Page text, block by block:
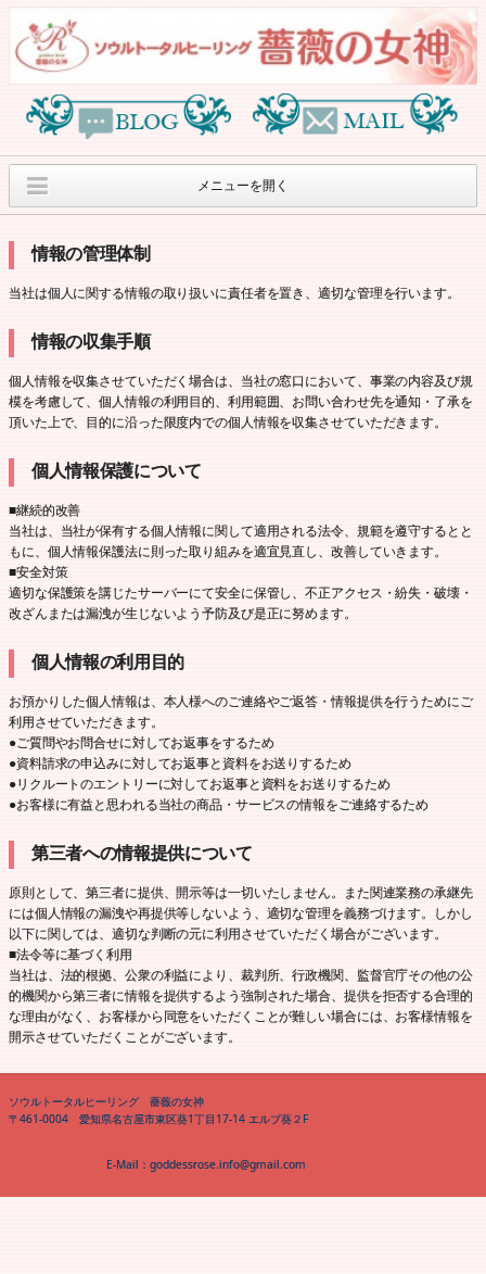
メニューを開く
薔薇の女神紹介
月刊”アンタカラナ ス
ヒーリングイベント
８月のサロンワーク
オラクルカードリー
情報の管理体制
当社は個人に関する情報の取り扱いに責任者を置き、適切な管理を行います。
情報の収集手順
個人情報を収集させていただく場合は、当社の窓口において、事業の内容及び規
模を考慮して、個人情報の利用目的、利用範囲、お問い合わせ先を通知・了承を
頂いた上で、目的に沿った限度内での個人情報を収集させていただきます。
個人情報保護について
■継続的改善
当社は、当社が保有する個人情報に関して適用される法令、規範を遵守するとと
もに、個人情報保護法に則った取り組みを適宜見直し、改善していきます。
■安全対策
適切な保護策を講じたサーバーにて安全に保管し、不正アクセス・紛失・破壊・
改ざんまたは漏洩が生じないよう予防及び是正に努めます。
個人情報の利用目的
お預かりした個人情報は、本人様へのご連絡やご返答・情報提供を行うためにご
利用させていただきます。
●ご質問やお問合せに対してお返事をするため
●資料請求の申込みに対してお返事と資料をお送りするため
●リクルートのエントリーに対してお返事と資料をお送りするため
●お客様に有益と思われる当社の商品・サービスの情報をご連絡するため
第三者への情報提供について
原則として、第三者に提供、開示等は一切いたしません。また関連業務の承継先
には個人情報の漏洩や再提供等しないよう、適切な管理を義務づけます。しかし
以下に関しては、適切な判断の元に利用させていただく場合がございます。
■法令等に基づく利用
当社は、法的根拠、公衆の利益により、裁判所、行政機関、監督官庁その他の公
的機関から第三者に情報を提供するよう強制された場合、提供を拒否する合理的
な理由がなく、お客様から同意をいただくことが難しい場合には、お客様情報を
開示させていただくことがございます。
ソウルトータルヒーリング 薔薇の女神
〒461‐0004 愛知県名古屋市東区葵1丁目17‐14 エルブ葵２F
E‐Mail：goddessrose.info@gmail.com